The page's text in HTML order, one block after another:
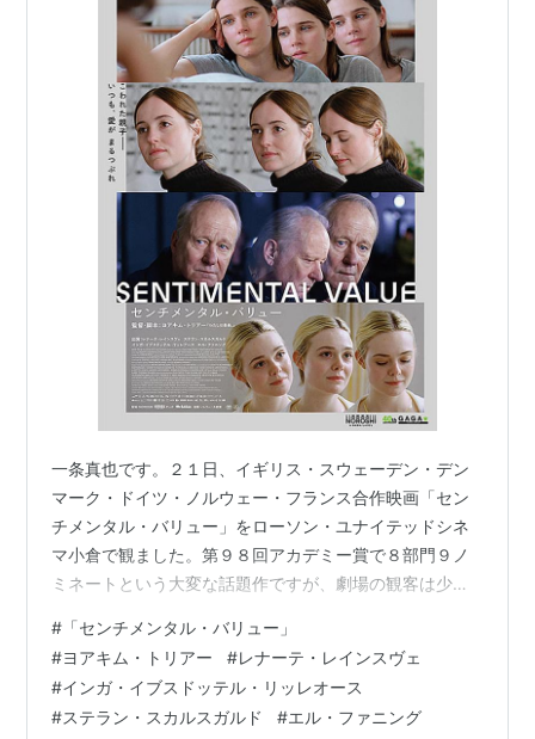
一条真也です。２１日、イギリス・スウェーデン・デン
マーク・ドイツ・ノルウェー・フランス合作映画「セン
チメンタル・バリュー」をローソン・ユナイテッドシネ
マ小倉で観ました。第９８回アカデミー賞で８部門９ノ
ミネートという大変な話題作ですが、劇場の観客は少な
マンドラマでした。グリーフケア映画としても大傑作
で、一条賞大賞の有力候補作！ ヤフーの「解説」には、
こう書かれています。「『わたしは最悪。』などのヨア
キム・トリアー監督による人間ドラマ。幼少時に家族を
# 「センチメンタル・バリュー」
#ヨアキム・トリアー #レナーテ・レインスヴェ
#インガ・イブスドッテル・リッレオース
#ステラン・スカルスガルド #エル・ファニング